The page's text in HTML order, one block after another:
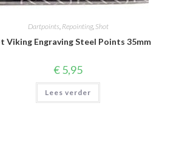
Dartpoints Repointing, Shot
Viking Engraving Steel Points 35mm
€5,95
Lees verder